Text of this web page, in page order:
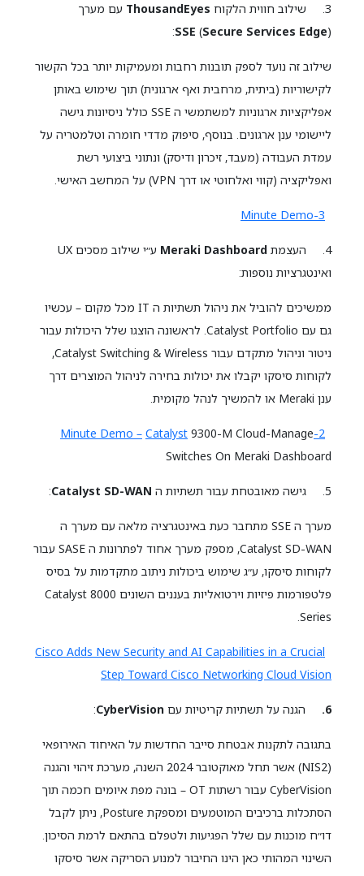
3. שילוב חווית הלקוח ThousandEyes עם מערך
(
Secure Services Edge
)
SSE
:
שילוב זה נועד לספק תובנות רחבות ומעמיקות יותר בכל הקשור
לקישוריות (ביתית, מרחבית ואף ארגונית) תוך שימוש באותן
אפליקציות ארגוניות למשתמשי ה SSE כולל ניסיונות גישה
ליישומי ענן ארגונים. בנוסף, סיפוק מדדי חומרה וטלמטריה על
עמדת העבודה (מעבד, זיכרון ודיסק) ונתוני ביצועי רשת
ואפליקציה (קווי ואלחוטי או דרך VPN) על המחשב האישי.
3-Minute Demo
4. העצמת Meraki Dashboard
ע״י שילוב מסכים UX
ואינטגרציות נוספות:
ממשיכים להוביל את ניהול תשתיות ה IT מכל מקום – עכשיו
גם עם Catalyst Portfolio. לראשונה הוצגו שלל היכולות עבור
ניטור וניהול מתקדם עבור Catalyst Switching & Wireless,
לקוחות סיסקו יקבלו את יכולות בחירה לניהול המוצרים דרך
ענן Meraki או להמשיך לנהל מקומית.
2-Minute Demo –
Catalyst 9300-M Cloud-Manage
Switches On Meraki Dashboard
5. גישה מאובטחת עבור תשתיות ה Catalyst SD-WAN
:
מערך ה SSE מתחבר כעת באינטגרציה מלאה עם מערך ה
Catalyst SD-WAN, מספק מערך אחוד לפתרונות ה SASE עבור
לקוחות סיסקו, ע״ג שימוש ביכולות ניתוב מתקדמות על בסיס
פלטפורמות פיזיות וירטואליות בעננים השונים Catalyst 8000
Series.
Cisco Adds New Security and AI Capabilities in a Crucial
Step Toward Cisco Networking Cloud Vision
6. הגנה על תשתיות קריטיות עם CyberVision
:
בתגובה לתקנות אבטחת סייבר החדשות על האיחוד האירופאי
(NIS2) אשר תחל מאוקטובר 2024 השנה, מערכת זיהוי והגנה
CyberVision עבור רשתות OT – בונה מפת איומים חכמה תוך
הסתכלות ברכיבים המוטמעים ומספקת Posture, ניתן לקבל
דו״ח מוכנות עם שלל הפגיעות ולטפלם בהתאם לרמת הסיכון.
השינוי המהותי כאן הינו החיבור למנוע הסריקה אשר סיסקו